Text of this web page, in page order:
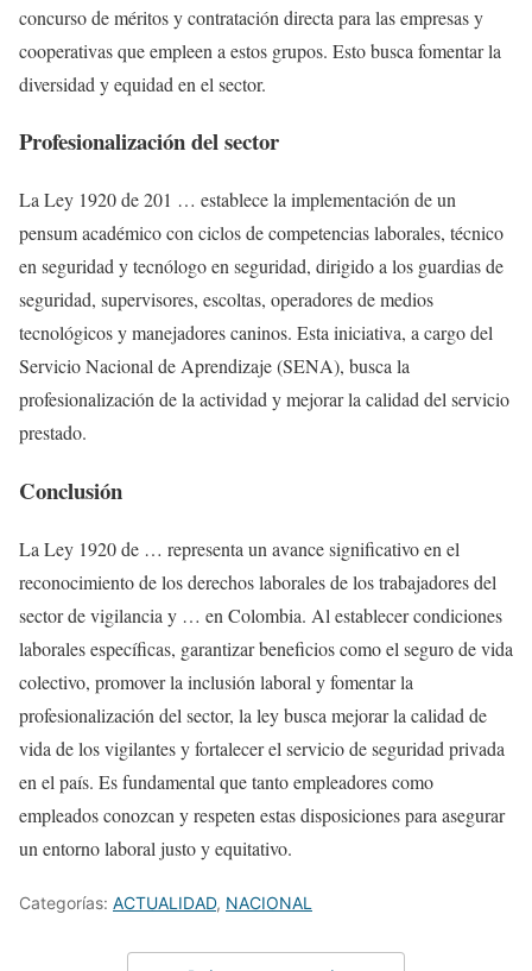
concurso de méritos y contratación directa para las empresas y
cooperativas que empleen a estos grupos. Esto busca fomentar la
diversidad y equidad en el sector.
Profesionalización del sector
La Ley 1920 de 201 … establece la implementación de un
pensum académico con ciclos de competencias laborales, técnico
en seguridad y tecnólogo en seguridad, dirigido a los guardias de
seguridad, supervisores, escoltas, operadores de medios
tecnológicos y manejadores caninos. Esta iniciativa, a cargo del
Servicio Nacional de Aprendizaje (SENA), busca la
profesionalización de la actividad y mejorar la calidad del servicio
prestado.
Conclusión
La Ley 1920 de … representa un avance significativo en el
reconocimiento de los derechos laborales de los trabajadores del
sector de vigilancia y … en Colombia. Al establecer condiciones
laborales específicas, garantizar beneficios como el seguro de vida
colectivo, promover la inclusión laboral y fomentar la
profesionalización del sector, la ley busca mejorar la calidad de
vida de los vigilantes y fortalecer el servicio de seguridad privada
en el país. Es fundamental que tanto empleadores como
empleados conozcan y respeten estas disposiciones para asegurar
un entorno laboral justo y equitativo.
Categorías: ACTUALIDAD, NACIONAL